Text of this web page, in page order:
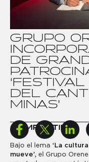
G RU PO O
I N CORPOR
DE G R A N
PA TROCI N
‘FES TIVA L
DEL C A N T
M I N A S ’
COMPARTIR
Bajo el lema ‘La
mueve’, el Grupo